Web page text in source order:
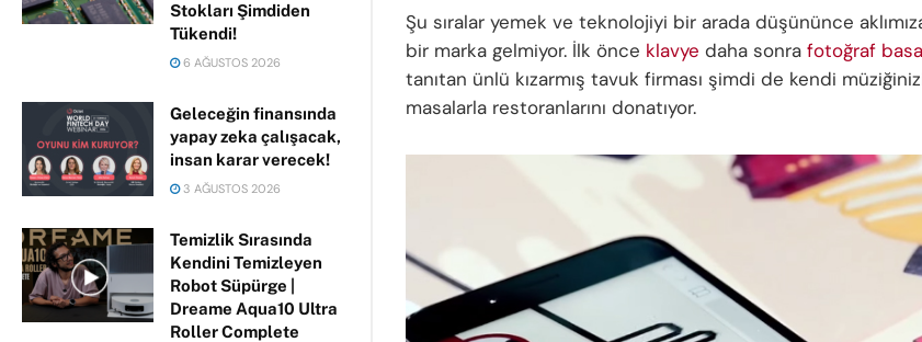
Stokları Şimdiden
Tükendi!
6 AĞUSTOS 2026
Geleceğin finansında
yapay zeka çalışacak,
insan karar verecek!
3 AĞUSTOS 2026
Temizlik Sırasında
Kendini Temizleyen
Robot Süpürge |
Dreame Aqua10 Ultra
Roller Complete
Şu sıralar yemek ve teknolojiyi bir arada düşününce
bir marka gelmiyor. İlk önce klavye daha sonra fotoğraf
tanıtan ünlü kızarmış tavuk firması şimdi de kendi
masalarla restoranlarını donatıyor.